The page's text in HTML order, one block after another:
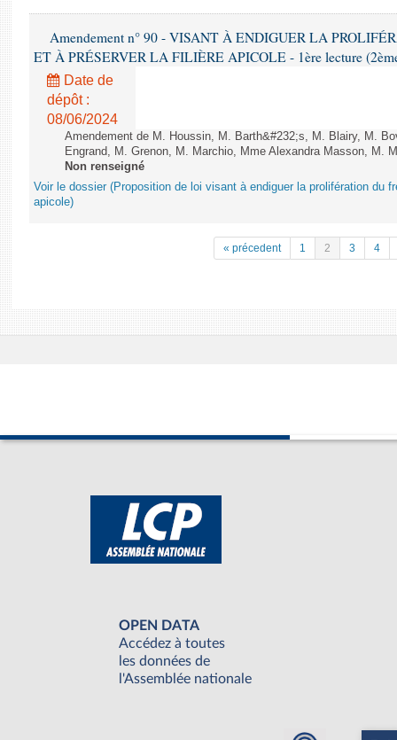
Amendement n° 90 - VISANT À ENDIGUER LA
ET À PRÉSERVER LA FILIÈRE APICOLE - 1ère lecture
Date de
dépôt :
08/06/2024
Amendement de M. Houssin, M. Barth&#232;s, M. Blairy, M.
Engrand, M. Grenon, M. Marchio, Mme Alexandra Masson, M.
Non renseigné
Voir le dossier (Proposition de loi visant à endiguer la prolifération du
apicole)
« précedent 1 2 3 4
OPEN DATA
Accédez à toutes
les données de
l'Assemblée nationale